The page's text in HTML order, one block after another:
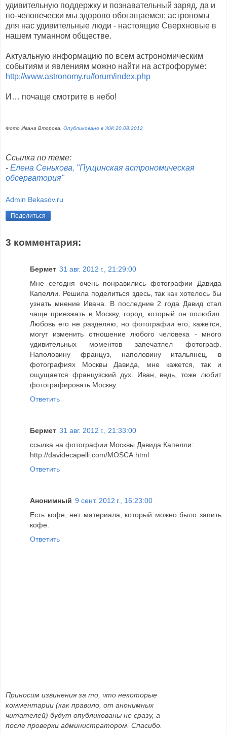
удивительную поддержку и познавательный заряд, да и
по-человечески мы здорово обогащаемся: астрономы
для нас удивительные люди - настоящие Сверхновые в
нашем туманном обществе.
Актуальную информацию по всем астрономическим
событиям и явлениям можно найти на астрофоруме:
http://www.astronomy.ru/forum/index.php
И… почаще смотрите в небо!
Фото Ивана Второва. Опубликовано в ЖЖ 20.08.2012
Ссылка по теме:
- Елена Сенькова, "Пущинская астрономическая
обсерватория"
Admin Bekasov.ru
Поделиться
3 комментария:
Бермет 31 авг. 2012 г., 21:29:00
Мне сегодня очень понравились фотографии Давида
Капелли. Решила поделиться здесь, так как хотелось бы
узнать мнение Ивана. В последние 2 года Давид стал
чаще приезжать в Москву, город, который он полюбил.
Любовь его не разделяю, но фотографии его, кажется,
могут изменить отношение любого человека - много
удивительных моментов запечатлел фотограф.
Наполовину француз, наполовину итальянец, в
фотографиях Москвы Давида, мне кажется, так и
ощущается французский дух. Иван, ведь, тоже любит
фотографировать Москву.
Ответить
Бермет 31 авг. 2012 г., 21:33:00
ссылка на фотографии Москвы Давида Капелли:
http://davidecapelli.com/MOSCA.html
Ответить
Анонимный 9 сент. 2012 г., 16:23:00
Есть кофе, нет материала, который можно было запить
кофе.
Ответить
Приносим извинения за то, что некоторые
комментарии (как правило, от анонимных
читателей) будут опубликованы не сразу, а
после проверки администратором. Спасибо.